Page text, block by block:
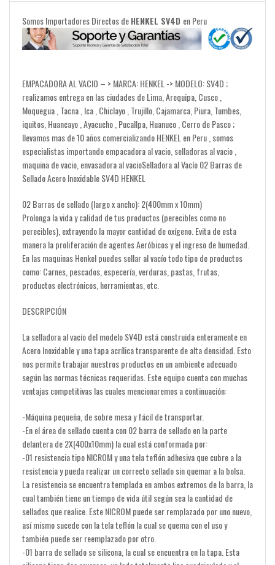
Somos Importadores Directos deHENKEL SV4D en Peru
EMPACADORA AL VACIO – > MARCA: HENKEL -> MODELO: SV4D ;
realizamos entrega en las ciudades de Lima, Arequipa, Cusco ,
Moquegua , Tacna , Ica , Chiclayo , Trujillo, Cajamarca, Piura, Tumbes,
iquitos, Huancayo , Ayacucho , Pucallpa, Huanuco , Cerro de Pasco ;
llevamos mas de 10 años comercializando HENKEL en Peru , somos
especialistas importando empacadora al vacio, selladoras al vacio ,
maquina de vacio, envasadora al vacioSelladora al Vacío 02 Barras de
Sellado Acero Inoxidable SV4D HENKEL
02 Barras de sellado (largo x ancho): 2(400mm x 10mm)
Prolonga la vida y calidad de tus productos (perecibles como no
perecibles), extrayendo la mayor cantidad de oxígeno. Evita de esta
manera la proliferación de agentes Aeróbicos y el ingreso de humedad.
En las maquinas Henkel puedes sellar al vacío todo tipo de productos
como: Carnes, pescados, especería, verduras, pastas, frutas,
productos electrónicos, herramientas, etc.
DESCRIPCIÓN
La selladora al vacío del modelo SV4D está construida enteramente en
Acero Inoxidable y una tapa acrílica transparente de alta densidad. Esto
nos permite trabajar nuestros productos en un ambiente adecuado
según las normas técnicas requeridas. Este equipo cuenta con muchas
ventajas competitivas las cuales mencionaremos a continuación:
-Máquina pequeña, de sobre mesa y fácil de transportar.
-En el área de sellado cuenta con 02 barra de sellado en la parte
delantera de 2X(400x10mm) la cual está conformada por:
-01 resistencia tipo NICROM y una tela teflón adhesiva que cubre a la
resistencia y pueda realizar un correcto sellado sin quemar a la bolsa.
La resistencia se encuentra templada en ambos extremos de la barra, la
cual también tiene un tiempo de vida útil según sea la cantidad de
sellados que realice. Este NICROM puede ser remplazado por uno nuevo,
así mismo sucede con la tela teflón la cual se quema con el uso y
también puede ser reemplazado por otro.
-01 barra de sellado se silicona, la cual se encuentra en la tapa. Esta